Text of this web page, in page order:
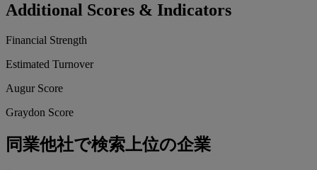
Additional Scores & Indicators
Financial Strength
Estimated Turnover
Augur Score
Graydon Score
同業他社で検索上位の企業